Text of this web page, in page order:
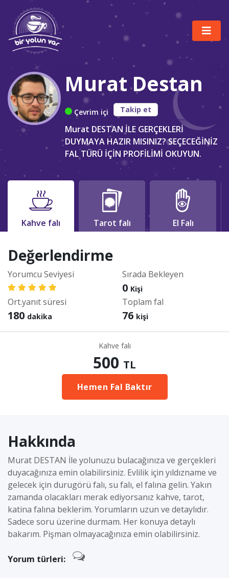
Murat Destan
Çevrim içi Takip et
Murat DESTAN İLE GERÇEKLERİ
DUYMAYA HAZIR MISINIZ? SEÇECEĞİNİZ
FAL TÜRÜ İÇİN PROFİLİMİ OKUYUN.
Kahve falı Tarot falı El Falı
Değerlendirme
Yorumcu Seviyesi Sırada Bekleyen
0 Kişi
Ort.yanıt süresi
180 dakika
Toplam fal
76 kişi
Kahve falı
500 TL
Hemen Fal Baktır
Hakkında
Murat DESTAN İle yolunuzu bulacağınıza ve gerçekleri
duyacağınıza emin olabilirsiniz. Evlilik için yıldızname ve
gelecek için durugörü falı, su falı, el falına gelin. Yakın
zamanda olacakları merak ediyorsanız kahve, tarot,
katina falına beklerim. Yorumların uzun ve detaylıdır.
Sadece soru üzerine durmam. Her konuya detaylı
bakarım. Pişman olmayacağınıza emin olabilirsiniz.
Yorum türleri: